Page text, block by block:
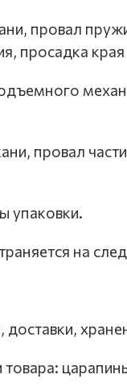
провал
просадка
провал
упаковки.
на
доставки,